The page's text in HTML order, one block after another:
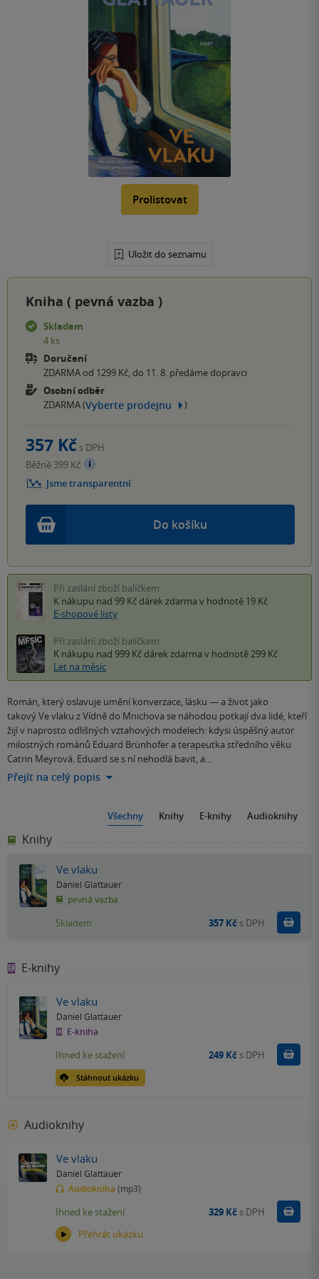
Prolistovat
Uložit do seznamu
Kniha ( pevná vazba )
Skladem
4 ks
Doručení
ZDARMA od 1299 Kč, do 11. 8. předáme dopravci
Osobní odběr
ZDARMA (Vyberte prodejnu )
Do košíku
357 Kč s DPH
Běžně 399 Kč
Jsme transparentní
Při zaslání zboží balíčkem
K nákupu nad 99 Kč dárek zdarma v hodnotě 19 Kč
E-shopové listy
Při zaslání zboží balíčkem
K nákupu nad 999 Kč dárek zdarma v hodnotě 299 Kč
Let na měsíc
Román, který oslavuje umění konverzace, lásku — a život jako
takový Ve vlaku z Vídně do Mnichova se náhodou potkají dva lidé, kteří
žijí v naprosto odlišných vztahových modelech: kdysi úspěšný autor
milostných románů Eduard Brünhofer a terapeutka středního věku
Catrin Meyrová. Eduard se s ní nehodlá bavit, a…
Přejít na celý popis
Všechny Knihy E-knihy Audioknihy
Knihy
Ve vlaku
Daniel Glattauer
pevná vazba
Skladem 357 Kč s DPH
E-knihy
Ve vlaku
Daniel Glattauer
E-kniha
Stáhnout ukázku
Ihned ke stažení 249 Kč s DPH Koupit
Audioknihy
Ve vlaku
Daniel Glattauer
Audiokniha (mp3)
Přehrát ukázku
Ihned ke stažení 329 Kč s DPH Koupit